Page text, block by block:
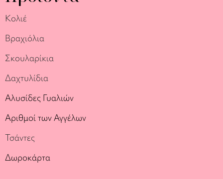
Κολιέ
Βραχιόλια
Σκουλαρίκια
Δαχτυλίδια
Αλυσίδες Γυαλιών
Αριθμοί των Αγγέλων
Τσάντες
Δωροκάρτα